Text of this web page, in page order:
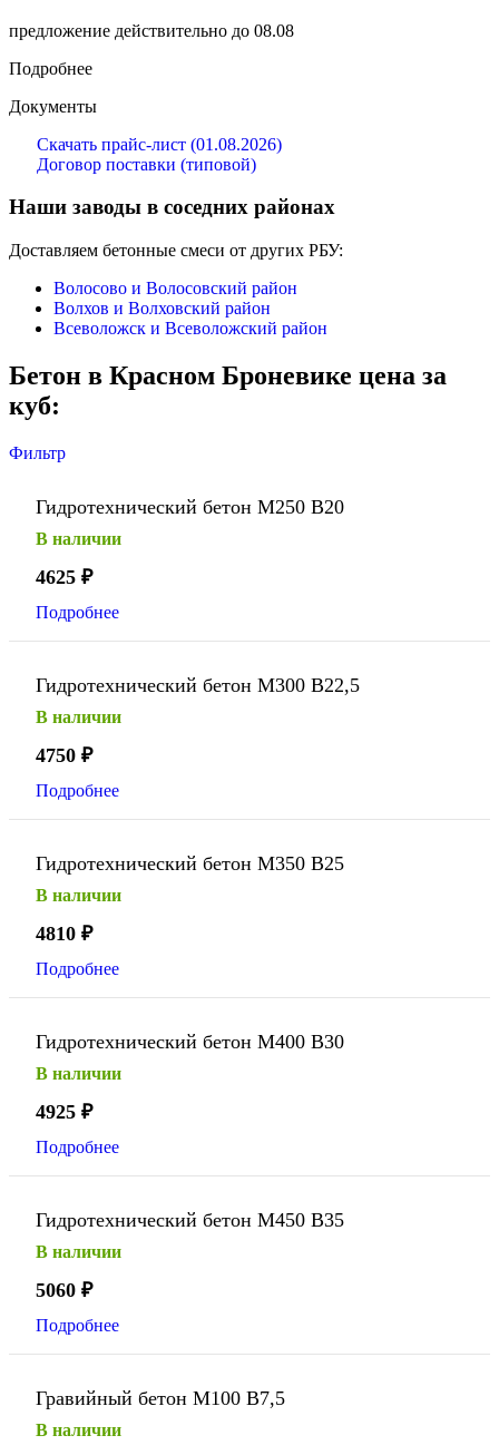
предложение действительно до 08.08
Подробнее
Документы
Скачать прайс-лист (01.08.2026)
Договор поставки (типовой)
Наши заводы в соседних районах
Доставляем бетонные смеси от других РБУ:
Волосово и Волосовский район
Волхов и Волховский район
Всеволожск и Всеволожский район
Бетон в Красном Броневике цена за
куб:
Фильтр
Гидротехнический бетон М250 В20
В наличии
4625 ₽
Подробнее
Гидротехнический бетон М300 В22,5
В наличии
4750 ₽
Подробнее
Гидротехнический бетон М350 В25
В наличии
4810 ₽
Подробнее
Гидротехнический бетон М400 В30
В наличии
4925 ₽
Подробнее
Гидротехнический бетон М450 В35
В наличии
5060 ₽
Подробнее
Гравийный бетон М100 В7,5
В наличии